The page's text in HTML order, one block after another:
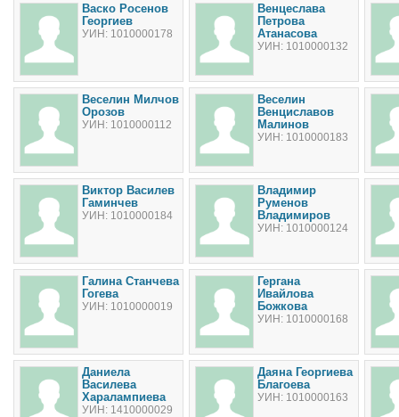
Васко Росенов
Георгиев
УИН: 1010000178
Венцеслава
Петрова
Атанасова
УИН: 1010000132
Веселин Милчов
Орозов
УИН: 1010000112
Веселин
Венциславов
Малинов
УИН: 1010000183
Виктор Василев
Гаминчев
УИН: 1010000184
Владимир
Руменов
Владимиров
УИН: 1010000124
Галина Станчева
Гогева
УИН: 1010000019
Гергана
Ивайлова
Божкова
УИН: 1010000168
Даниела
Василева
Харалампиева
УИН: 1410000029
Даяна Георгиева
Благоева
УИН: 1010000163